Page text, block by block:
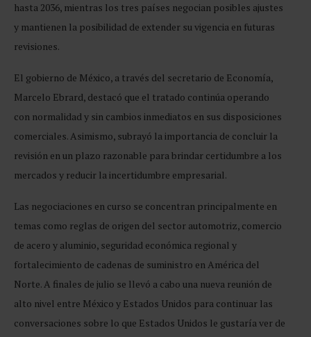
hasta 2036, mientras los tres países negocian posibles ajustes
y mantienen la posibilidad de extender su vigencia en futuras
revisiones.
El gobierno de México, a través del secretario de Economía,
Marcelo Ebrard, destacó que el tratado continúa operando
con normalidad y sin cambios inmediatos en sus disposiciones
comerciales. Asimismo, subrayó la importancia de concluir la
revisión en un plazo razonable para brindar certidumbre a los
mercados y reducir la incertidumbre empresarial.
Las negociaciones en curso se concentran principalmente en
temas como reglas de origen del sector automotriz, comercio
de acero y aluminio, seguridad económica regional y
fortalecimiento de cadenas de suministro en América del
Norte. A finales de julio se llevó a cabo una nueva reunión de
alto nivel entre México y Estados Unidos para continuar las
conversaciones sobre lo que Estados Unidos le gustaría ver de